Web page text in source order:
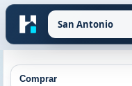
Tipo de operación
Comprar